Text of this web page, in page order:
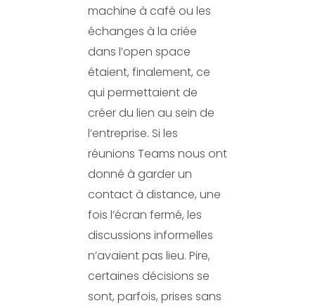
machine à café ou les
échanges à la criée
dans l’open space
étaient, finalement, ce
qui permettaient de
créer du lien au sein de
l’entreprise. Si les
réunions Teams nous ont
donné à garder un
contact à distance, une
fois l’écran fermé, les
discussions informelles
n’avaient pas lieu. Pire,
certaines décisions se
sont, parfois, prises sans